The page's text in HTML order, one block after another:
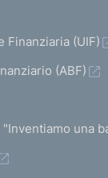
Finanziaria (UIF)
(ABF)
una